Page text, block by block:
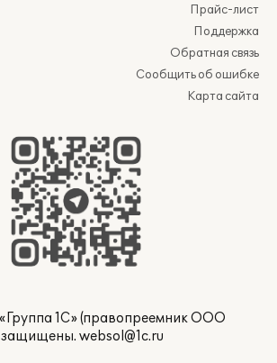
Прайс-лист
Поддержка
Обратная связь
Сообщить об ошибке
Карта сайта
1С» (правопреемник ООО
защищены. websol@1c.ru